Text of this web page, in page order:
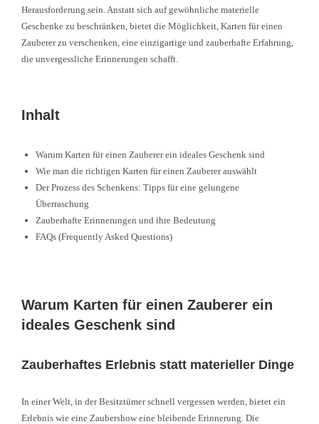
Herausforderung sein. Anstatt sich auf gewöhnliche materielle
Geschenke zu beschränken, bietet die Möglichkeit, Karten für einen
Zauberer zu verschenken, eine einzigartige und zauberhafte Erfahrung,
die unvergessliche Erinnerungen schafft.
Inhalt
Warum Karten für einen Zauberer ein ideales Geschenk sind
Wie man die richtigen Karten für einen Zauberer auswählt
Der Prozess des Schenkens: Tipps für eine gelungene
Überraschung
Zauberhafte Erinnerungen und ihre Bedeutung
FAQs (Frequently Asked Questions)
Warum Karten für einen Zauberer ein
ideales Geschenk sind
Zauberhaftes Erlebnis statt materieller Dinge
In einer Welt, in der Besitztümer schnell vergessen werden, bietet ein
Erlebnis wie eine Zaubershow eine bleibende Erinnerung. Die